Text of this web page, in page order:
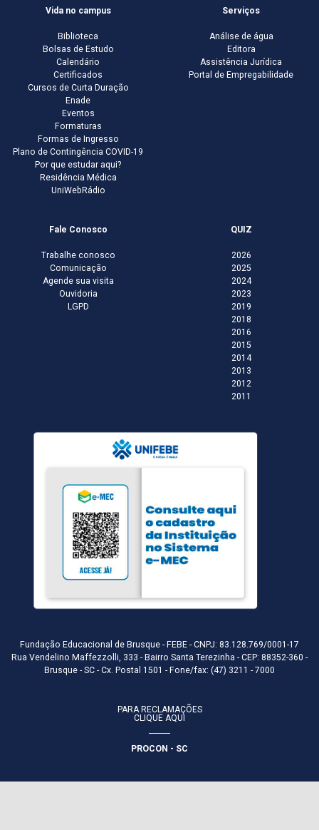
Vida no campus
Biblioteca
Bolsas de Estudo
Calendário
Certificados
Cursos de Curta Duração
Enade
Eventos
Formaturas
Formas de Ingresso
Plano de Contingência COVID-19
Por que estudar aqui?
Residência Médica
UniWebRádio
Serviços
Análise de água
Editora
Assistência Jurídica
Portal de Empregabilidade
Fale Conosco
Trabalhe conosco
Comunicação
Agende sua visita
Ouvidoria
LGPD
QUIZ
2026
2025
2024
2023
2019
2018
2016
2015
2014
2013
2012
2011
Fundação Educacional de Brusque - FEBE - CNPJ: 83.128.769/0001-17
Rua Vendelino Maffezzolli, 333 - Bairro Santa Terezinha - CEP: 88352-360 -
Brusque - SC - Cx. Postal 1501 - Fone/fax: (47) 3211 - 7000
PARA RECLAMAÇÕES
CLIQUE AQUI
PROCON - SC